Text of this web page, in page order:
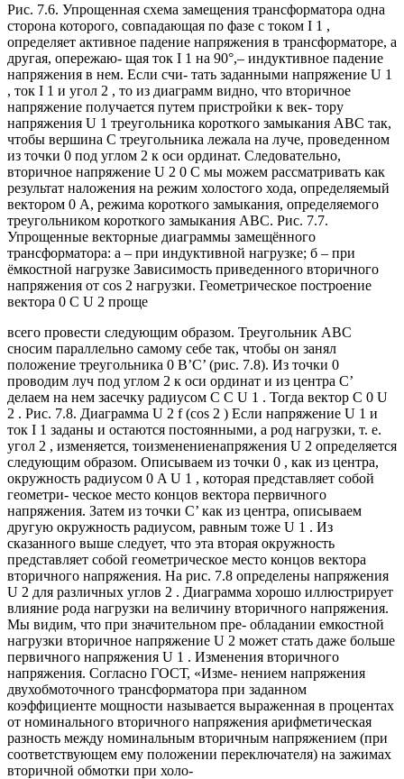
Рис. 7.6. Упрощенная схема замещения трансформатора одна
сторона которого, совпадающая по фазе с током I 1 ,
определяет активное падение напряжения в трансформаторе, а
другая, опережаю- щая ток I 1 на 90°,– индуктивное падение
напряжения в нем. Если счи- тать заданными напряжение U 1
, ток I 1 и угол 2 , то из диаграмм видно, что вторичное
напряжение получается путем пристройки к век- тору
напряжения U 1 треугольника короткого замыкания ABC так,
чтобы вершина С треугольника лежала на луче, проведенном
из точки 0 под углом 2 к оси ординат. Следовательно,
вторичное напряжение U 2 0 C мы можем рассматривать как
результат наложения на режим холостого хода, определяемый
вектором 0 А, режима короткого замыкания, определяемого
треугольником короткого замыкания ABC. Рис. 7.7.
Упрощенные векторные диаграммы замещённого
трансформатора: a – при индуктивной нагрузке; б – при
ёмкостной нагрузке Зависимость приведенного вторичного
напряжения от cos 2 нагрузки. Геометрическое построение
вектора 0 C U 2 проще
всего провести следующим образом. Треугольник ABC
сносим параллельно самому себе так, чтобы он занял
положение треугольника 0 В’С’ (рис. 7.8). Из точки 0
проводим луч под углом 2 к оси ординат и из центра С’
делаем на нем засечку радиусом C C U 1 . Тогда вектор C 0 U
2 . Рис. 7.8. Диаграмма U 2 f (cos 2 ) Если напряжение U 1 и
ток I 1 заданы и остаются постоянными, а род нагрузки, т. е.
угол 2 , изменяется, тоизменениенапряжения U 2 определяется
следующим образом. Описываем из точки 0 , как из центра,
окружность радиусом 0 A U 1 , которая представляет собой
геометри- ческое место концов вектора первичного
напряжения. Затем из точки С’ как из центра, описываем
другую окружность радиусом, равным тоже U 1 . Из
сказанного выше следует, что эта вторая окружность
представляет собой геометрическое место концов вектора
вторичного напряжения. На рис. 7.8 определены напряжения
U 2 для различных углов 2 . Диаграмма хорошо иллюстрирует
влияние рода нагрузки на величину вторичного напряжения.
Мы видим, что при значительном пре- обладании емкостной
нагрузки вторичное напряжение U 2 может стать даже больше
первичного напряжения U 1 . Изменения вторичного
напряжения. Согласно ГОСТ, «Изме- нением напряжения
двухобмоточного трансформатора при заданном
коэффициенте мощности называется выраженная в процентах
от номинального вторичного напряжения арифметическая
разность между номинальным вторичным напряжением (при
соответствующем ему положении переключателя) на зажимах
вторичной обмотки при холо-